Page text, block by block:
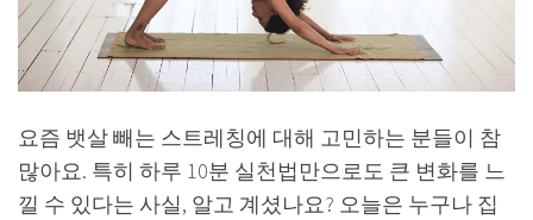
요즘 뱃살 빼는 스트레칭에 대해 고민하는 분들이 참
많아요. 특히 하루 10분 실천법만으로도 큰 변화를 느
낄 수 있다는 사실, 알고 계셨나요? 오늘은 누구나 집